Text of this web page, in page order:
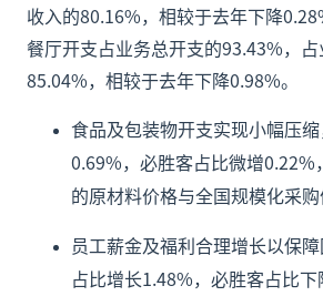
收入的80.16%，相较于去年下降
餐厅开支占业务总开支的93.43%，
85.04%，相较于去年下降0.98%。
食品及包装物开支实现小幅压
0.69%，必胜客占比微增0.22%
的原材料价格与全国规模化采购
员工薪金及福利合理增长以保
占比增长1.48%，必胜客占比